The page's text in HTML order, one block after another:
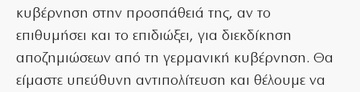
κυβέρνηση στην προσπάθειά της, αν το
επιθυμήσει και το επιδιώξει, για διεκδίκηση
αποζημιώσεων από τη γερμανική κυβέρνηση. Θα
είμαστε υπεύθυνη αντιπολίτευση και θέλουμε να